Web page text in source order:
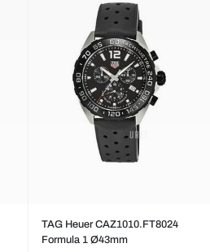
TAG Heuer CAZ1010.FT8024
Formula 1 Ø43mm